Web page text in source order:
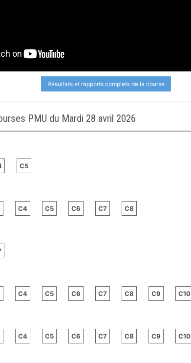
Résultats et rapports complets de la course
PMU du Mardi 28 avril 2026
C5
C4 C5 C6 C7 C8
C4 C5 C6 C7 C8 C9 C10
C4 C5 C6 C7 C8 C9 C10